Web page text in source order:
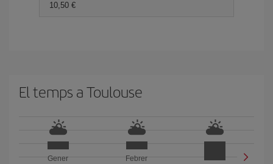
10,50
El temps a Toulouse
Gener
Febrer